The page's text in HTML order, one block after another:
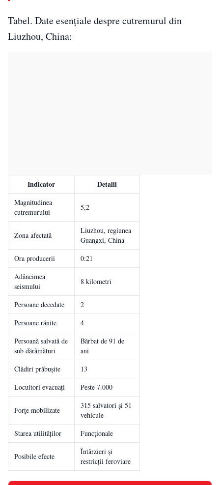
Tabel. Date esențiale despre cutremurul din
Liuzhou, China:
Indicator Detalii
Magnitudinea
cutremurului
5,2
Zona afectată
Liuzhou, regiunea
Guangxi, China
Ora producerii
0:21
Adâncimea
seismului
8 kilometri
Persoane decedate
2
Persoane rănite
4
Persoană salvată de
sub dărâmături
Bărbat de 91 de
ani
Clădiri prăbușite
13
Locuitori evacuați
Peste 7.000
Forțe mobilizate
315 salvatori și 51
vehicule
Starea utilităților
Funcționale
Posibile efecte
Întârzieri și
restricții feroviare